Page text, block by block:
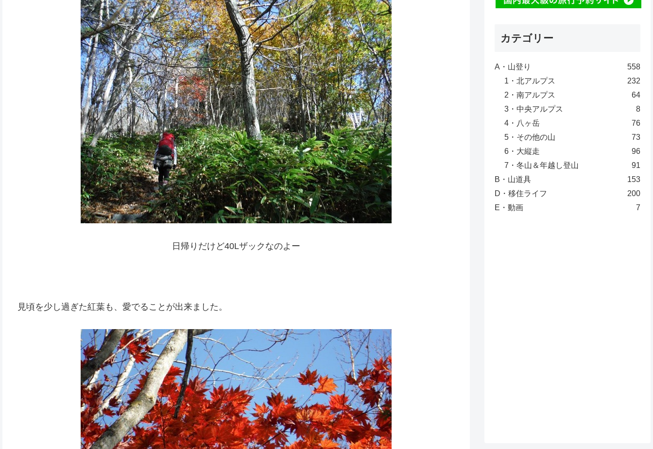
日帰りだけど40Lザックなのよー
見頃を少し過ぎた紅葉も、愛でることが出来ました。
カテゴリー
A・山登り
558
1・北アルプス
232
2・南アルプス
64
3・中央アルプス
8
4・八ヶ岳
76
5・その他の山
73
6・大縦走
96
7・冬山＆年越し登山
91
B・山道具
153
D・移住ライフ
200
E・動画
7